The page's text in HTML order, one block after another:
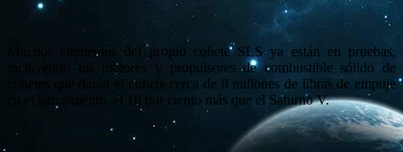
Muchos elementos del propio cohete SLS ya están en pruebas,
incluyendo los motores y propulsores de combustible sólido de
cohetes que darán el cohete cerca de 8 millones de libras de empuje
en el lanzamiento, el 10 por ciento más que el Saturno V.